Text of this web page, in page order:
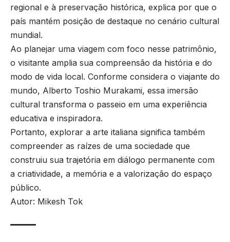
regional e à preservação histórica, explica por que o
país mantém posição de destaque no cenário cultural
mundial.
Ao planejar uma viagem com foco nesse patrimônio,
o visitante amplia sua compreensão da história e do
modo de vida local. Conforme considera o viajante do
mundo, Alberto Toshio Murakami, essa imersão
cultural transforma o passeio em uma experiência
educativa e inspiradora.
Portanto, explorar a arte italiana significa também
compreender as raízes de uma sociedade que
construiu sua trajetória em diálogo permanente com
a criatividade, a memória e a valorização do espaço
público.
Autor: Mikesh Tok